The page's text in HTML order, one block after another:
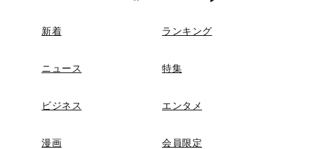
新着 ランキング
ニュース 特集
ビジネス エンタメ
漫画 会員限定